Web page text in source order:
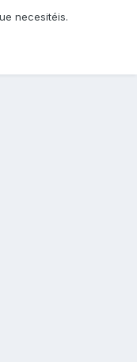
necesitéis.